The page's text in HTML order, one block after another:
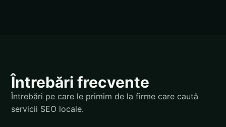
Întrebări frecvente
Întrebări pe care le primim de la firme care caută
servicii SEO locale.